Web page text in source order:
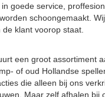
goede service,
schoongemaakt.
klant voorop staat.
een groot assortiment
of oud Hollandse
die alleen bij ons
Maar zelf afhalen bij